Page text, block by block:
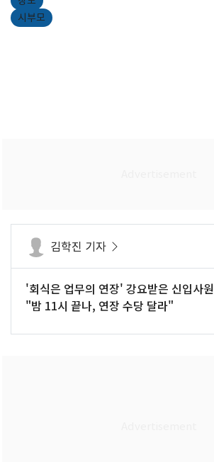
시부모
김학진 기자
'회식은 업무의 연장' 강요받은 신입사원
"밤 11시 끝나, 연장 수당 달라"